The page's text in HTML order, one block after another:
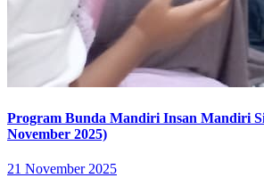
Program Bunda Mandiri Insan Mandiri
November 2025)
21 November 2025